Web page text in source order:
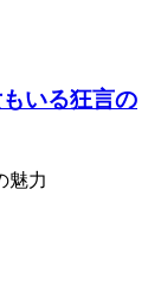
いる狂言の
魅力